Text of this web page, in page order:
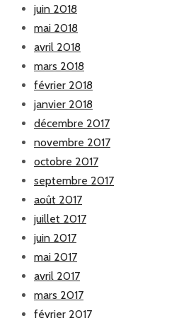
juin 2018
mai 2018
avril 2018
mars 2018
février 2018
janvier 2018
décembre 2017
novembre 2017
octobre 2017
septembre 2017
août 2017
juillet 2017
juin 2017
mai 2017
avril 2017
mars 2017
février 2017